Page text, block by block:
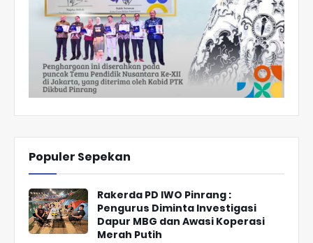
Populer Sepekan
Rakerda PD IWO Pinrang :
Pengurus Diminta Investigasi
Dapur MBG dan Awasi Koperasi
Merah Putih